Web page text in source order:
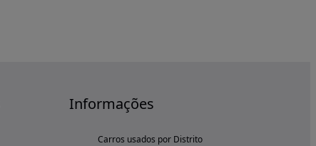
Informações
Carros usados por Distrito